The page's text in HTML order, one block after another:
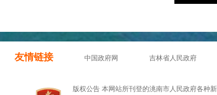
友情链接 中国政府网 吉林省人民政府
版权公告 本网站所刊登的洮南市人民政府各种